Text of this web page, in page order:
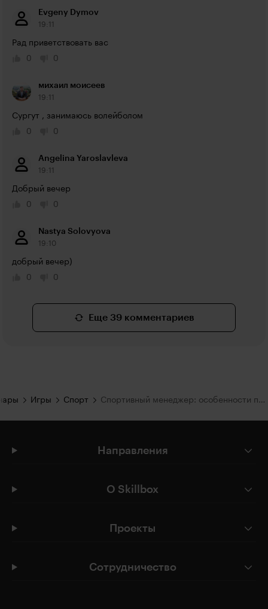
Evgeny Dymov
19:11
Рад приветствовать вас
0
0
михаил моисеев
19:11
Сургут , занимаюсь волейболом
0
0
Angelina Yaroslavleva
19:11
Добрый вечер
0
0
Nastya Solovyova
19:10
добрый вечер)
0
0
Еще 39 комментариев
Игры Спорт Спортивный менеджер: особенности профессии и путь к успеху
Направления
О Skillbox
Проекты
Сотрудничество